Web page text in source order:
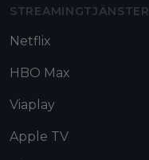
STREAMINGTJÄNSTER
Netflix
HBO Max
Viaplay
Apple TV